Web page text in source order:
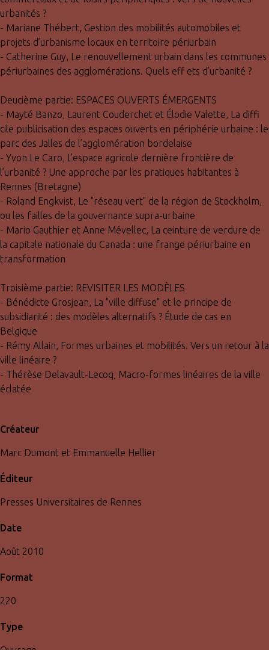
urbanités ?
- Mariane Thébert, Gestion des mobilités automobiles et
projets d’urbanisme locaux en territoire périurbain
- Catherine Guy, Le renouvellement urbain dans les communes
périurbaines des agglomérations. Quels eff ets d’urbanité ?
Deucième partie: ESPACES OUVERTS ÉMERGENTS
- Mayté Banzo, Laurent Couderchet et Élodie Valette, La diffi
cile publicisation des espaces ouverts en périphérie urbaine : le
parc des Jalles de l’agglomération bordelaise
- Yvon Le Caro, L’espace agricole dernière frontière de
l’urbanité ? Une approche par les pratiques habitantes à
Rennes (Bretagne)
- Roland Engkvist, Le "réseau vert" de la région de Stockholm,
ou les failles de la gouvernance supra-urbaine
- Mario Gauthier et Anne Mévellec, La ceinture de verdure de
la capitale nationale du Canada : une frange périurbaine en
transformation
Troisième partie: REVISITER LES MODÈLES
- Bénédicte Grosjean, La "ville diffuse" et le principe de
subsidiarité : des modèles alternatifs ? Étude de cas en
Belgique
- Rémy Allain, Formes urbaines et mobilités. Vers un retour à la
ville linéaire ?
- Thérèse Delavault-Lecoq, Macro-formes linéaires de la ville
éclatée
Créateur
Marc Dumont et Emmanuelle Hellier
Éditeur
Presses Universitaires de Rennes
Date
Août 2010
Format
220
Type